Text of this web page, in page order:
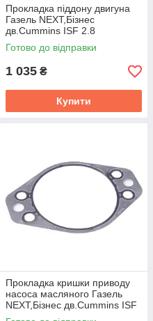
Прокладка піддону двигуна
Газель NEXT,Бізнес
дв.Cummins ISF 2.8
(покупн.ГАЗ)
Готово до відправки
1 035 ₴
Купити
Прокладка кришки приводу
насоса масляного Газель
NEXT,Бізнес дв.Cummins ISF
2.8 (допоміжного) (ГАЗ)